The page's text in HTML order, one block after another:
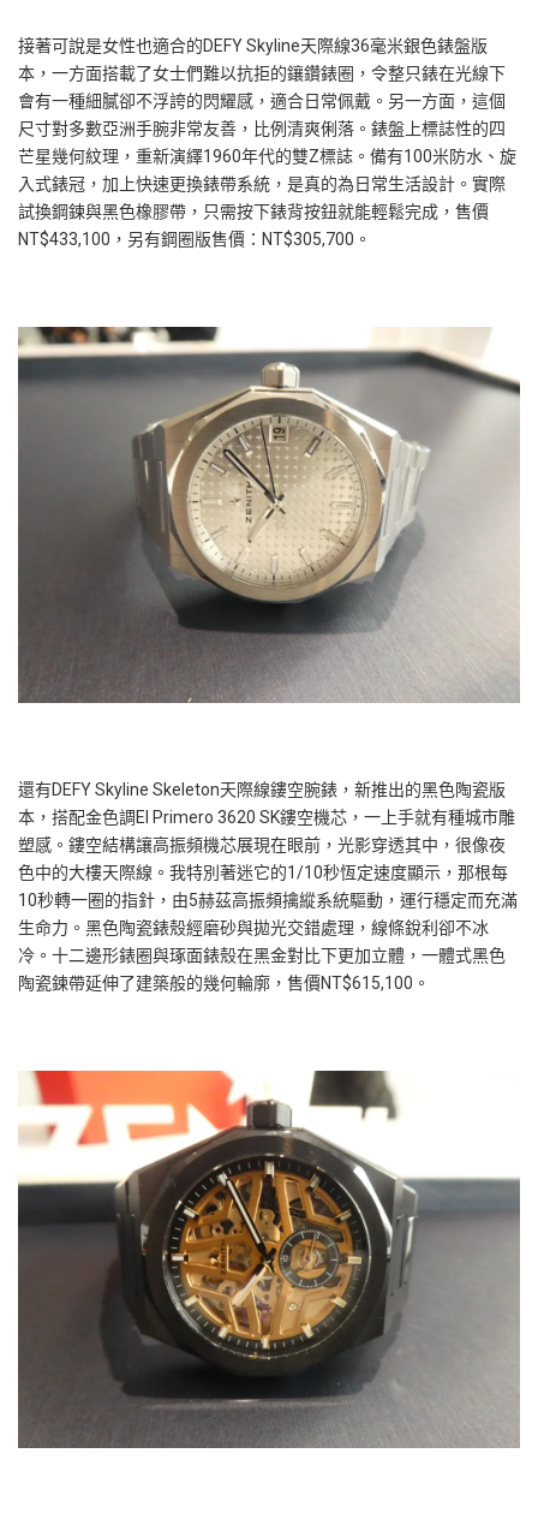
接著可說是女性也適合的DEFY Skyline天際線36毫米銀色錶盤版
本，一方面搭載了女士們難以抗拒的鑲鑽錶圈，令整只錶在光線下
會有一種細膩卻不浮誇的閃耀感，適合日常佩戴。另一方面，這個
尺寸對多數亞洲手腕非常友善，比例清爽俐落。錶盤上標誌性的四
芒星幾何紋理，重新演繹1960年代的雙Z標誌。備有100米防水、旋
入式錶冠，加上快速更換錶帶系統，是真的為日常生活設計。實際
試換鋼鍊與黑色橡膠帶，只需按下錶背按鈕就能輕鬆完成，售價
NT$433,100，另有鋼圈版售價：NT$305,700。
還有DEFY Skyline Skeleton天際線鏤空腕錶，新推出的黑色陶瓷版
本，搭配金色調El Primero 3620 SK鏤空機芯，一上手就有種城市雕
塑感。鏤空結構讓高振頻機芯展現在眼前，光影穿透其中，很像夜
色中的大樓天際線。我特別著迷它的1/10秒恆定速度顯示，那根每
10秒轉一圈的指針，由5赫茲高振頻擒縱系統驅動，運行穩定而充滿
生命力。黑色陶瓷錶殼經磨砂與拋光交錯處理，線條銳利卻不冰
冷。十二邊形錶圈與琢面錶殼在黑金對比下更加立體，一體式黑色
陶瓷鍊帶延伸了建築般的幾何輪廓，售價NT$615,100。